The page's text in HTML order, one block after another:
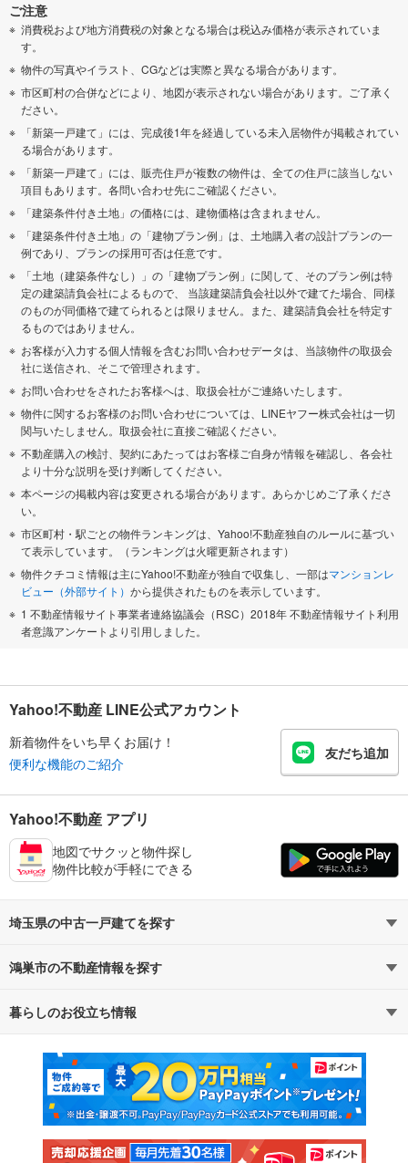
ご注意
消費税および地方消費税の対象となる場合は税込み価格が表示されていま
す。
物件の写真やイラスト、CGなどは実際と異なる場合があります。
市区町村の合併などにより、地図が表示されない場合があります。ご了承く
ださい。
「新築一戸建て」には、完成後1年を経過している未入居物件が掲載されてい
る場合があります。
「新築一戸建て」には、販売住戸が複数の物件は、全ての住戸に該当しない
項目もあります。各問い合わせ先にご確認ください。
「建築条件付き土地」の価格には、建物価格は含まれません。
「建築条件付き土地」の「建物プラン例」は、土地購入者の設計プランの一
例であり、プランの採用可否は任意です。
「土地（建築条件なし）」の「建物プラン例」に関して、そのプラン例は特
定の建築請負会社によるもので、 当該建築請負会社以外で建てた場合、同様
のものが同価格で建てられるとは限りません。また、建築請負会社を特定す
るものではありません。
お客様が入力する個人情報を含むお問い合わせデータは、当該物件の取扱会
社に送信され、そこで管理されます。
お問い合わせをされたお客様へは、取扱会社がご連絡いたします。
物件に関するお客様のお問い合わせについては、LINEヤフー株式会社は一切
関与いたしません。取扱会社に直接ご確認ください。
不動産購入の検討、契約にあたってはお客様ご自身が情報を確認し、各会社
より十分な説明を受け判断してください。
本ページの掲載内容は変更される場合があります。あらかじめご了承くださ
い。
市区町村・駅ごとの物件ランキングは、Yahoo!不動産独自のルールに基づい
て表示しています。（ランキングは火曜更新されます）
物件クチコミ情報は主にYahoo!不動産が独自で収集し、一部はマンションレ
ビュー（外部サイト） から提供されたものを表示しています。
1 不動産情報サイト事業者連絡協議会（RSC）2018年 不動産情報サイト利用
者意識アンケートより引用しました。
Yahoo!不動産 LINE公式アカウント
新着物件をいち早くお届け！
便利な機能のご紹介
友だち追加
Yahoo!不動産 アプリ
地図でサクッと物件探し
物件比較が手軽にできる
埼玉県の中古一戸建てを探す
路線・駅から探す
通勤・通学時間から探す
鴻巣市の不動産情報を探す
不動産・住宅
新築マンション 中古マンション
新築一戸建て 中古一戸建て
注文住宅 土地
暮らしのお役立ち情報
マンションカタログ 教えて！住まいの先生